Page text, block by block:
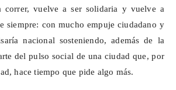
correr, vuelve a ser solidaria y vuelve a
siempre: con mucho empuje ciudadano y
nacional sosteniendo, además de la
del pulso social de una ciudad que, por
hace tiempo que pide algo más.